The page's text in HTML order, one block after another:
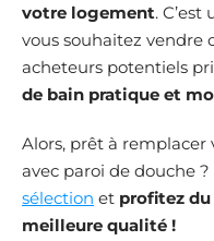
votre logement.
vous souhaitez vendre
acheteurs potentiels
de bain pratique et
Alors, prêt à
avec paroi de douche ?
sélection et profitez
meilleure qualité !